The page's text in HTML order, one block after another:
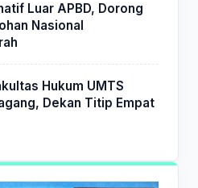
Luar APBD, Dorong
Nasional
Hukum UMTS
Dekan Titip Empat